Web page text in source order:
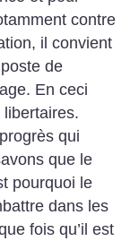
contre
il convient
de
En ceci
libertaires.
qui
que le
pourquoi le
dans les
fois qu’il est